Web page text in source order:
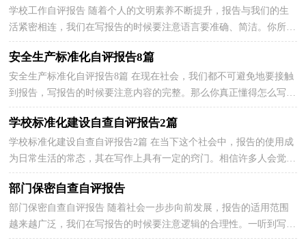
学校工作自评报告 随着个人的文明素养不断提升，报告与我们的生
活紧密相连，我们在写报告的时候要注意语言要准确、简洁。你所见
过的报告是什么样的呢？下面是小编收集整理的学校...
安全生产标准化自评报告8篇
安全生产标准化自评报告8篇 在现在社会，我们都不可避免地要接触
到报告，写报告的时候要注意内容的完整。那么你真正懂得怎么写好
报告吗？下面是小编为大家收集的安全生产标准化自...
学校标准化建设自查自评报告2篇
学校标准化建设自查自评报告2篇 在当下这个社会中，报告的使用成
为日常生活的常态，其在写作上具有一定的窍门。相信许多人会觉得
报告很难写吧，以下是小编整理的学校标准化建设自...
部门保密自查自评报告
部门保密自查自评报告 随着社会一步步向前发展，报告的适用范围
越来越广泛，我们在写报告的时候要注意逻辑的合理性。一听到写报
告就拖延症懒癌齐复发？以下是小编为大家收集的部...